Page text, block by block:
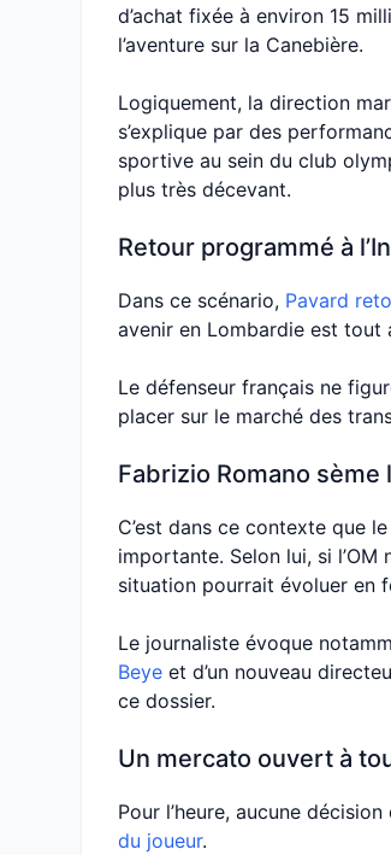
d’achat fixée à environ 15
l’aventure sur la Canebière.
Logiquement, la direction
s’explique par des
sportive au sein du club
plus très décevant.
Retour programmé à
Dans ce scénario, Pavard
avenir en Lombardie est tout
Le défenseur français ne
placer sur le marché des
Fabrizio Romano sème
C’est dans ce contexte que
importante. Selon lui, si l’OM
situation pourrait évoluer en
Le journaliste évoque
Beye et d’un nouveau
ce dossier.
Un mercato ouvert à
Pour l’heure, aucune
du joueur.